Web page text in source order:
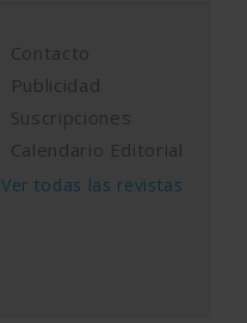
Contacto
Publicidad
Suscripciones
Calendario Editorial
Ver todas las revistas